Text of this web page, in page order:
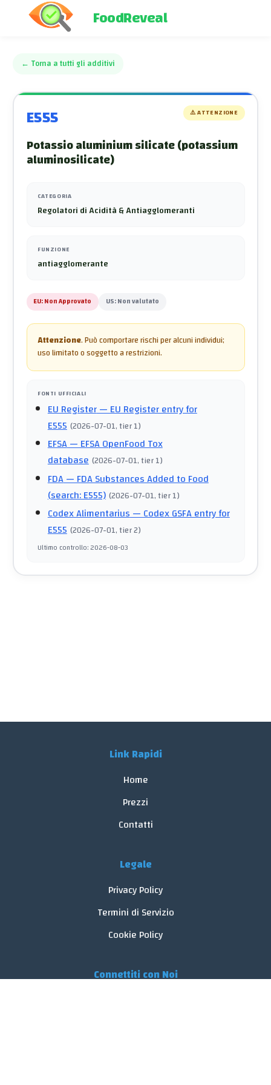
FoodReveal
← Torna a tutti gli additivi
E555 ⚠️ATTENZIONE
Potassio aluminium silicate (potassium
aluminosilicate)
CATEGORIA
Regolatori di Acidità & Antiagglomeranti
FUNZIONE
antiagglomerante
EU:Non Approvato US:Non valutato
Attenzione.Può comportare rischi per alcuni individui;
uso limitato o soggetto a restrizioni.
FONTI UFFICIALI
EU Register— EU Register entry for
E555 (2026-07-01, tier 1)
EFSA— EFSA OpenFood Tox
database (2026-07-01, tier 1)
FDA— FDA Substances Added to Food
(search: E555) (2026-07-01, tier 1)
Codex Alimentarius— Codex GSFA entry for
E555 (2026-07-01, tier 2)
Ultimo controllo:2026-08-03
Link Rapidi
Home
Prezzi
Contatti
Legale
Privacy Policy
Termini di Servizio
Cookie Policy
Connettiti con Noi